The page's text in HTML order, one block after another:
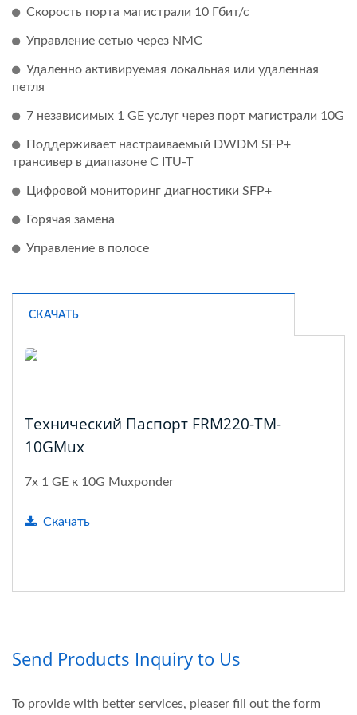
Скорость порта магистрали 10 Гбит/с
Управление сетью через NMC
Удаленно активируемая локальная или удаленная
петля
7 независимых 1 GE услуг через порт магистрали 10G
Поддерживает настраиваемый DWDM SFP+
трансивер в диапазоне C ITU-T
Цифровой мониторинг диагностики SFP+
Горячая замена
Управление в полосе
СКАЧАТЬ
Технический Паспорт FRM220-TM-
10GMux
7x 1 GE к 10G Muxponder
Скачать